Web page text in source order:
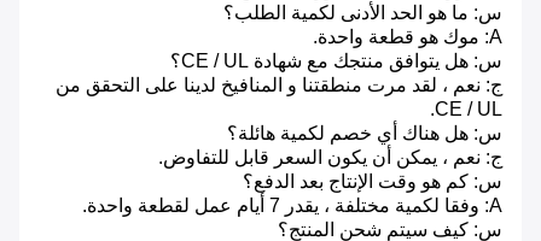
س: ما هو الحد الأدنى لكمية الطلب؟
A: موك هو قطعة واحدة.
س: هل يتوافق منتجك مع شهادة CE / UL؟
ج: نعم ، لقد مرت منطقتنا و المنافيخ لدينا على التحقق من
CE / UL.
س: هل هناك أي خصم لكمية هائلة؟
ج: نعم ، يمكن أن يكون السعر قابل للتفاوض.
س: كم هو وقت الإنتاج بعد الدفع؟
A: وفقا لكمية مختلفة ، يقدر 7 أيام عمل لقطعة واحدة.
س: كيف سيتم شحن المنتج؟